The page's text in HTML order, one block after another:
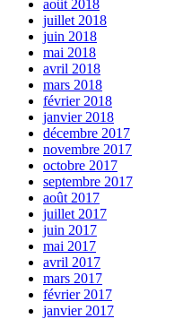
août 2018
juillet 2018
juin 2018
mai 2018
avril 2018
mars 2018
février 2018
janvier 2018
décembre 2017
novembre 2017
octobre 2017
septembre 2017
août 2017
juillet 2017
juin 2017
mai 2017
avril 2017
mars 2017
février 2017
janvier 2017